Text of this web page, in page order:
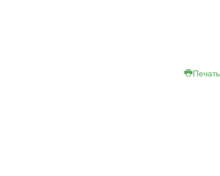
Печать